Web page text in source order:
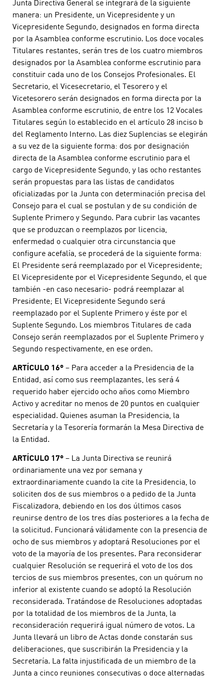
Junta Directiva General se integrará de la siguiente
manera: un Presidente, un Vicepresidente y un
Vicepresidente Segundo, designados en forma directa
por la Asamblea conforme escrutinio. Los doce vocales
Titulares restantes, serán tres de los cuatro miembros
designados por la Asamblea conforme escrutinio para
constituir cada uno de los Consejos Profesionales. El
Secretario, el Vicesecretario, el Tesorero y el
Vicetesorero serán designados en forma directa por la
Asamblea conforme escrutinio, de entre los 12 Vocales
Titulares según lo establecido en el artículo 28 inciso b
del Reglamento Interno. Las diez Suplencias se elegirán
a su vez de la siguiente forma: dos por designación
directa de la Asamblea conforme escrutinio para el
cargo de Vicepresidente Segundo, y las ocho restantes
serán propuestas para las listas de candidatos
oficializadas por la Junta con determinación precisa del
Consejo para el cual se postulan y de su condición de
Suplente Primero y Segundo. Para cubrir las vacantes
que se produzcan o reemplazos por licencia,
enfermedad o cualquier otra circunstancia que
configure acefalía, se procederá de la siguiente forma:
El Presidente será reemplazado por el Vicepresidente;
El Vicepresidente por el Vicepresidente Segundo, el que
también -en caso necesario- podrá reemplazar al
Presidente; El Vicepresidente Segundo será
reemplazado por el Suplente Primero y éste por el
Suplente Segundo. Los miembros Titulares de cada
Consejo serán reemplazados por el Suplente Primero y
Segundo respectivamente, en ese orden.
ARTÍCULO 16º – Para acceder a la Presidencia de la
Entidad, así como sus reemplazantes, les será 4
requerido haber ejercido ocho años como Miembro
Activo y acreditar no menos de 20 puntos en cualquier
especialidad. Quienes asuman la Presidencia, la
Secretaría y la Tesorería formarán la Mesa Directiva de
la Entidad.
ARTÍCULO 17º – La Junta Directiva se reunirá
ordinariamente una vez por semana y
extraordinariamente cuando la cite la Presidencia, lo
soliciten dos de sus miembros o a pedido de la Junta
Fiscalizadora, debiendo en los dos últimos casos
reunirse dentro de los tres días posteriores a la fecha de
la solicitud. Funcionará válidamente con la presencia de
ocho de sus miembros y adoptará Resoluciones por el
voto de la mayoría de los presentes. Para reconsiderar
cualquier Resolución se requerirá el voto de los dos
tercios de sus miembros presentes, con un quórum no
inferior al existente cuando se adoptó la Resolución
reconsiderada. Tratándose de Resoluciones adoptadas
por la totalidad de los miembros de la Junta, la
reconsideración requerirá igual número de votos. La
Junta llevará un libro de Actas donde constarán sus
deliberaciones, que suscribirán la Presidencia y la
Secretaría. La falta injustificada de un miembro de la
Junta a cinco reuniones consecutivas o doce alternadas